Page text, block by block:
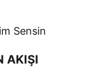
Sensin
AKIŞI